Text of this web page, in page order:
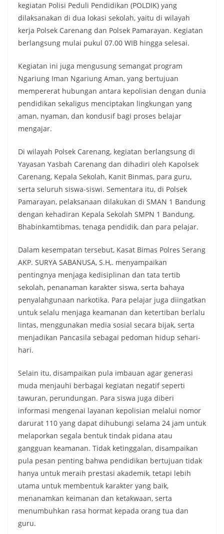
kegiatan Polisi Peduli Pendidikan (POLDIK) yang
dilaksanakan di dua lokasi sekolah, yaitu di wilayah
kerja Polsek Carenang dan Polsek Pamarayan. Kegiatan
berlangsung mulai pukul 07.00 WIB hingga selesai.
Kegiatan ini juga mengusung semangat program
Ngariung Iman Ngariung Aman, yang bertujuan
mempererat hubungan antara kepolisian dengan dunia
pendidikan sekaligus menciptakan lingkungan yang
aman, nyaman, dan kondusif bagi proses belajar
mengajar.
Di wilayah Polsek Carenang, kegiatan berlangsung di
Yayasan Yasbah Carenang dan dihadiri oleh Kapolsek
Carenang, Kepala Sekolah, Kanit Binmas, para guru,
serta seluruh siswa-siswi. Sementara itu, di Polsek
Pamarayan, pelaksanaan dilakukan di SMAN 1 Bandung
dengan kehadiran Kepala Sekolah SMPN 1 Bandung,
Bhabinkamtibmas, tenaga pendidik, dan para pelajar.
Dalam kesempatan tersebut, Kasat Bimas Polres Serang
AKP. SURYA SABANUSA, S.H,. menyampaikan
pentingnya menjaga kedisiplinan dan tata tertib
sekolah, penanaman karakter siswa, serta bahaya
penyalahgunaan narkotika. Para pelajar juga diingatkan
untuk selalu menjaga keamanan dan ketertiban berlalu
lintas, menggunakan media sosial secara bijak, serta
menjadikan Pancasila sebagai pedoman hidup sehari-
hari.
Selain itu, disampaikan pula imbauan agar generasi
muda menjauhi berbagai kegiatan negatif seperti
tawuran, perundungan. Para siswa juga diberi
informasi mengenai layanan kepolisian melalui nomor
darurat 110 yang dapat dihubungi selama 24 jam untuk
melaporkan segala bentuk tindak pidana atau
gangguan keamanan. Tidak ketinggalan, disampaikan
pula pesan penting bahwa pendidikan bertujuan tidak
hanya untuk meraih prestasi akademik, tetapi lebih
utama untuk membentuk karakter yang baik,
menanamkan keimanan dan ketakwaan, serta
menumbuhkan rasa hormat kepada orang tua dan
guru.